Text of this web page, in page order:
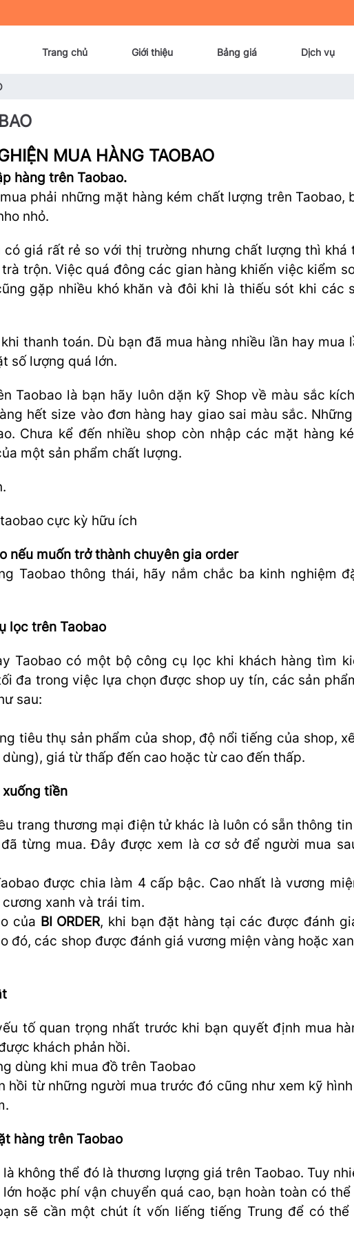
Trang chủ Giới thiệu Bảng giá Dịch vụ
MUA HÀNG TAOBAO
hàng trên Taobao.
phải những mặt hàng kém chất lượng trên Taobao,
nhỏ.
giá rất rẻ so với thị trường nhưng chất lượng thì khá
trộn. Việc quá đông các gian hàng khiến việc kiểm
gặp nhiều khó khăn và đôi khi là thiếu sót khi các
thanh toán. Dù bạn đã mua hàng nhiều lần hay mua
số lượng quá lớn.
Taobao là bạn hãy luôn dặn kỹ Shop về màu sắc
hết size vào đơn hàng hay giao sai màu sắc.
Chưa kể đến nhiều shop còn nhập các mặt hàng
một sản phẩm chất lượng.
cực kỳ hữu ích
nếu muốn trở thành chuyên gia order
Taobao thông thái, hãy nắm chắc ba kinh nghiệm
lọc trên Taobao
Taobao có một bộ công cụ lọc khi khách hàng tìm
đa trong việc lựa chọn được shop uy tín, các sản
sau:
tiêu thụ sản phẩm của shop, độ nổi tiếng của shop,
giá từ thấp đến cao hoặc từ cao đến thấp.
tiền
trang thương mại điện tử khác là luôn có sẵn thông
từng mua. Đây được xem là cơ sở để người mua
được chia làm 4 cấp bậc. Cao nhất là vương
xanh và trái tim.
của BI ORDER, khi bạn đặt hàng tại các được đánh
đó, các shop được đánh giá vương miện vàng hoặc
tố quan trọng nhất trước khi bạn quyết định mua
khách phản hồi.
dùng khi mua đồ trên Taobao
hồi từ những người mua trước đó cũng như xem kỹ
hàng trên Taobao
không thể đó là thương lượng giá trên Taobao. Tuy
hoặc phí vận chuyển quá cao, bạn hoàn toàn có
sẽ cần một chút ít vốn liếng tiếng Trung để có thể